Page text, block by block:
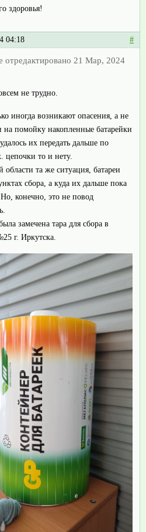
здоровья!
04:18 #
отредактировано 21 Мар, 2024
не трудно.
иногда возникают опасения, а не
на помойку накопленные батарейки
их передать дальше по
цепочки то и нету.
области та же ситуация, батареи
сбора, а куда их дальше пока
конечно, это не повод
замечена тара для сбора в
г. Иркутска.